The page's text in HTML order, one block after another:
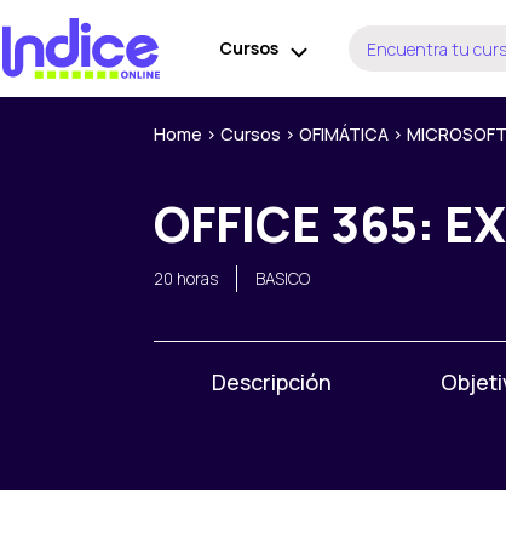
contenido
Cursos
Buscar
por:
Home > Cursos > OFIMÁTICA >
OFFICE 365:
20 horas BASICO
Descripción